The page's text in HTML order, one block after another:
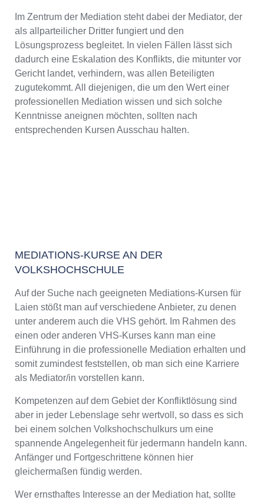
Im Zentrum der Mediation steht dabei der Mediator, der
als allparteilicher Dritter fungiert und den
Lösungsprozess begleitet. In vielen Fällen lässt sich
dadurch eine Eskalation des Konflikts, die mitunter vor
Gericht landet, verhindern, was allen Beteiligten
zugutekommt. All diejenigen, die um den Wert einer
professionellen Mediation wissen und sich solche
Kenntnisse aneignen möchten, sollten nach
entsprechenden Kursen Ausschau halten.
MEDIATIONS-KURSE AN DER
VOLKSHOCHSCHULE
Auf der Suche nach geeigneten Mediations-Kursen für
Laien stößt man auf verschiedene Anbieter, zu denen
unter anderem auch die VHS gehört. Im Rahmen des
einen oder anderen VHS-Kurses kann man eine
Einführung in die professionelle Mediation erhalten und
somit zumindest feststellen, ob man sich eine Karriere
als Mediator/in vorstellen kann.
Kompetenzen auf dem Gebiet der Konfliktlösung sind
aber in jeder Lebenslage sehr wertvoll, so dass es sich
bei einem solchen Volkshochschulkurs um eine
spannende Angelegenheit für jedermann handeln kann.
Anfänger und Fortgeschrittene können hier
gleichermaßen fündig werden.
Wer ernsthaftes Interesse an der Mediation hat, sollte